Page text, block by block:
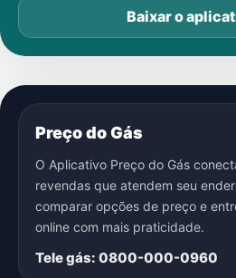
Baixar o
Preço do Gás
O Aplicativo Preço do Gás
revendas que atendem seu
comparar opções de preço e
online com mais praticidade.
Tele gás: 0800-000-0960